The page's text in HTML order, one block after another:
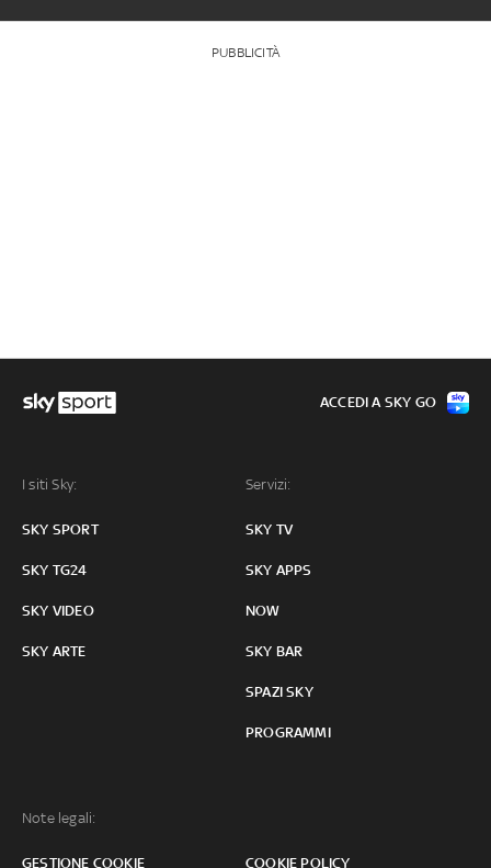
PUBBLICITÀ
I siti Sky:
SKY SPORT
SKY TG24
SKY VIDEO
SKY ARTE
Servizi:
SKY TV
SKY APPS
NOW
SKY BAR
SPAZI SKY
PROGRAMMI
Note legali:
GESTIONE COOKIE COOKIE POLICY
ACCEDI A SKY GO